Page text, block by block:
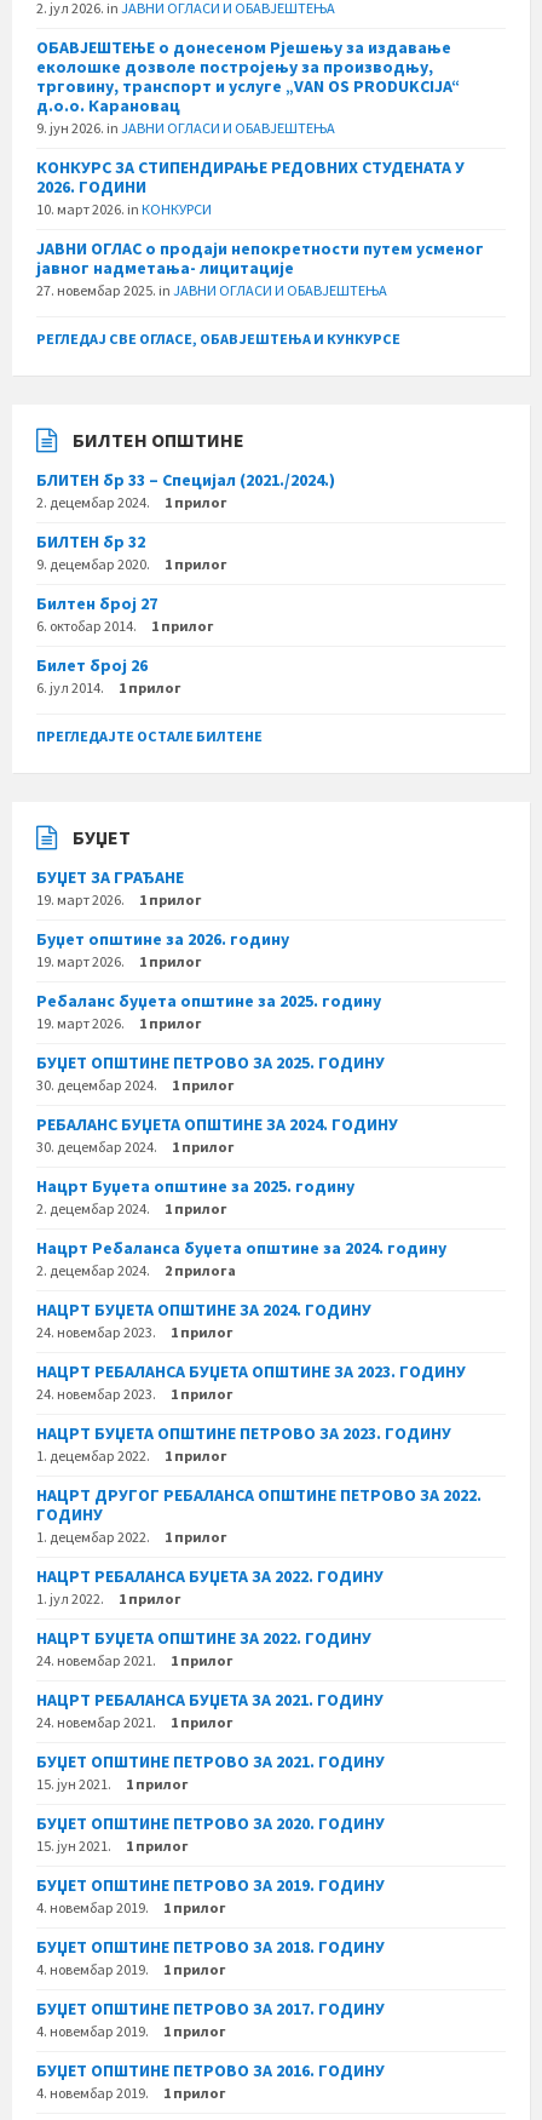
2. јул 2026. in ЈАВНИ ОГЛАСИ И ОБАВЈЕШТЕЊА
ОБАВЈЕШТЕЊЕ о донесеном Рјешењу за издавање
еколошке дозволе постројењу за производњу,
трговину, транспорт и услуге „VAN OS PRODUKCIJA“
д.о.о. Карановац
9. јун 2026. in ЈАВНИ ОГЛАСИ И ОБАВЈЕШТЕЊА
КОНКУРС ЗА СТИПЕНДИРАЊЕ РЕДОВНИХ СТУДЕНАТА У
2026. ГОДИНИ
10. март 2026. in КОНКУРСИ
ЈАВНИ ОГЛАС о продаји непокретности путем усменог
јавног надметања- лицитације
27. новембар 2025. in ЈАВНИ ОГЛАСИ И ОБАВЈЕШТЕЊА
РЕГЛЕДАЈ СВЕ ОГЛАСЕ, ОБАВЈЕШТЕЊА И КУНКУРСЕ
БИЛТЕН ОПШТИНЕ
БЛИТЕН бр 33 – Специјал (2021./2024.)
2. децембар 2024. 1 прилог
БИЛТЕН бр 32
9. децембар 2020. 1 прилог
Билтен број 27
6. октобар 2014. 1 прилог
Билет број 26
6. јул 2014. 1 прилог
ПРЕГЛЕДАЈТЕ ОСТАЛЕ БИЛТЕНЕ
БУЏЕТ
БУЏЕТ ЗА ГРАЂАНЕ
19. март 2026. 1 прилог
Буџет општине за 2026. годину
19. март 2026. 1 прилог
Ребаланс буџета општине за 2025. годину
19. март 2026. 1 прилог
БУЏЕТ ОПШТИНЕ ПЕТРОВО ЗА 2025. ГОДИНУ
30. децембар 2024. 1 прилог
РЕБАЛАНС БУЏЕТА ОПШТИНЕ ЗА 2024. ГОДИНУ
30. децембар 2024. 1 прилог
Нацрт Буџета општине за 2025. годину
2. децембар 2024. 1 прилог
Нацрт Ребаланса буџета општине за 2024. годину
2. децембар 2024. 2 прилога
НАЦРТ БУЏЕТА ОПШТИНЕ ЗА 2024. ГОДИНУ
24. новембар 2023. 1 прилог
НАЦРТ РЕБАЛАНСА БУЏЕТА ОПШТИНЕ ЗА 2023. ГОДИНУ
24. новембар 2023. 1 прилог
НАЦРТ БУЏЕТА ОПШТИНЕ ПЕТРОВО ЗА 2023. ГОДИНУ
1. децембар 2022. 1 прилог
НАЦРТ ДРУГОГ РЕБАЛАНСА ОПШТИНЕ ПЕТРОВО ЗА 2022.
ГОДИНУ
1. децембар 2022. 1 прилог
НАЦРТ РЕБАЛАНСА БУЏЕТА ЗА 2022. ГОДИНУ
1. јул 2022. 1 прилог
НАЦРТ БУЏЕТА ОПШТИНЕ ЗА 2022. ГОДИНУ
24. новембар 2021. 1 прилог
НАЦРТ РЕБАЛАНСА БУЏЕТА ЗА 2021. ГОДИНУ
24. новембар 2021. 1 прилог
БУЏЕТ ОПШТИНЕ ПЕТРОВО ЗА 2021. ГОДИНУ
15. јун 2021. 1 прилог
БУЏЕТ ОПШТИНЕ ПЕТРОВО ЗА 2020. ГОДИНУ
15. јун 2021. 1 прилог
БУЏЕТ ОПШТИНЕ ПЕТРОВО ЗА 2019. ГОДИНУ
4. новембар 2019. 1 прилог
БУЏЕТ ОПШТИНЕ ПЕТРОВО ЗА 2018. ГОДИНУ
4. новембар 2019. 1 прилог
БУЏЕТ ОПШТИНЕ ПЕТРОВО ЗА 2017. ГОДИНУ
4. новембар 2019. 1 прилог
БУЏЕТ ОПШТИНЕ ПЕТРОВО ЗА 2016. ГОДИНУ
4. новембар 2019. 1 прилог